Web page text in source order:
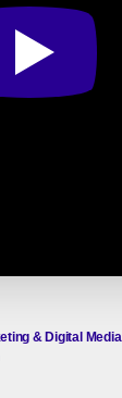
& Digital Media